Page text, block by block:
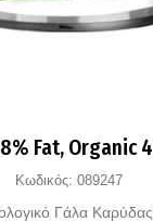
Fat,
Κωδικός: 089247
Γάλα Καρύδας